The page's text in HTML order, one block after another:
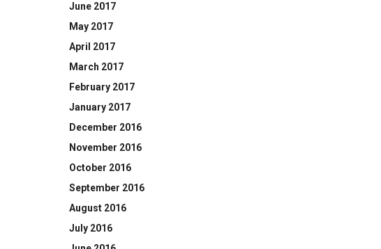
June 2017
May 2017
April 2017
March 2017
February 2017
January 2017
December 2016
November 2016
October 2016
September 2016
August 2016
July 2016